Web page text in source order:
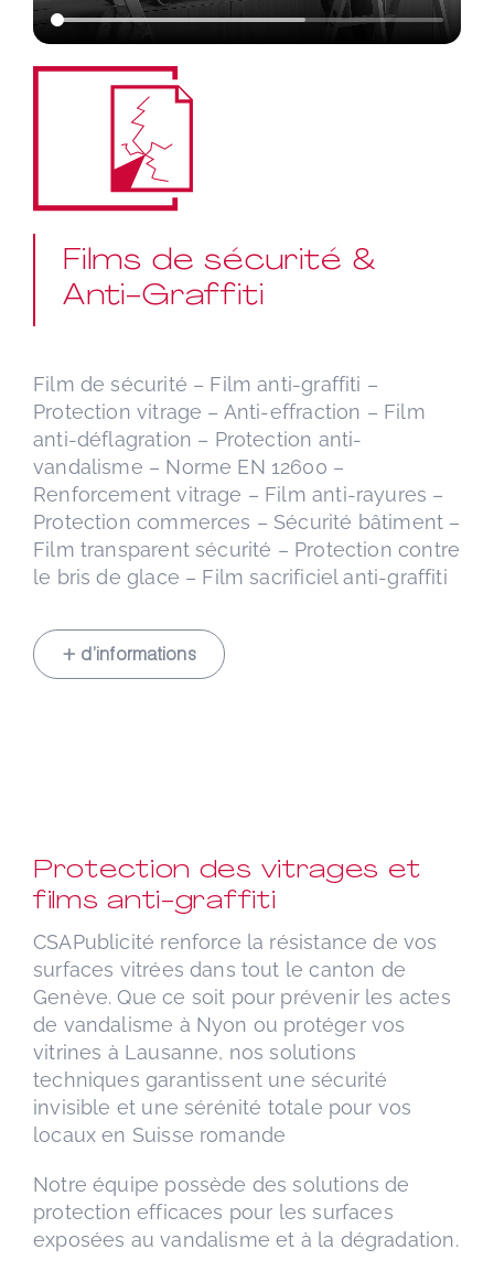
Films de sécurité &
Anti-Graffiti
Film de sécurité – Film anti-graffiti –
Protection vitrage – Anti-effraction – Film
anti-déflagration – Protection anti-
vandalisme – Norme EN 12600 –
Renforcement vitrage – Film anti-rayures –
Protection commerces – Sécurité bâtiment –
Film transparent sécurité – Protection contre
le bris de glace – Film sacrificiel anti-graffiti
+ d’informations
Protection des vitrages et
films anti-graffiti
CSAPublicité renforce la résistance de vos
surfaces vitrées dans tout le canton de
Genève. Que ce soit pour prévenir les actes
de vandalisme à Nyon ou protéger vos
vitrines à Lausanne, nos solutions
techniques garantissent une sécurité
invisible et une sérénité totale pour vos
locaux en Suisse romande
Notre équipe possède des solutions de
protection efficaces pour les surfaces
exposées au vandalisme et à la dégradation.